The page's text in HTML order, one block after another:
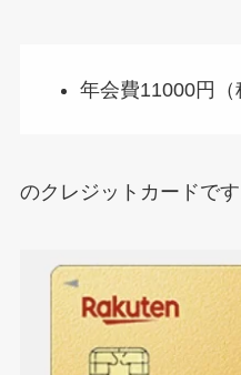
年会費11000円（
のクレジットカードです